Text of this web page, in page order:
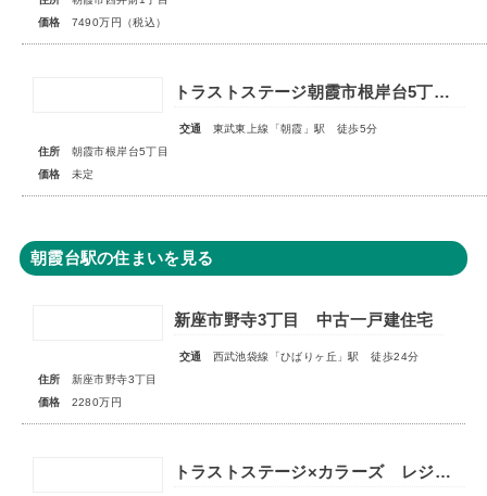
価格
7490万円（税込）
トラストステージ朝霞市根岸台5丁目43期 全6区画◇販売予告◇
交通
東武東上線「朝霞」駅 徒歩5分
住所
朝霞市根岸台5丁目
価格
未定
朝霞台駅の住まいを見る
新座市野寺3丁目 中古一戸建住宅
交通
西武池袋線「ひばりヶ丘」駅 徒歩24分
住所
新座市野寺3丁目
価格
2280万円
トラストステージ×カラーズ レジデンス新座市東1丁目7期 ◆限定１棟◆